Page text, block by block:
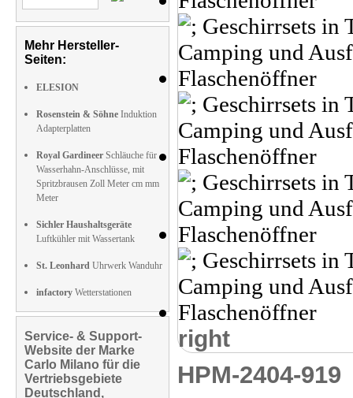
Mehr Hersteller-
Seiten:
ELESION
Rosenstein & Söhne Induktion
Adapterplatten
Royal Gardineer Schläuche für
Wasserhahn-Anschlüsse, mit
Spritzbrausen Zoll Meter cm mm
Meter
Sichler Haushaltsgeräte
Luftkühler mit Wassertank
St. Leonhard Uhrwerk Wanduhr
infactory Wetterstationen
Service- & Support-
Website der Marke
Carlo Milano für die
Vertriebsgebiete
Deutschland,
right
HPM-2404-